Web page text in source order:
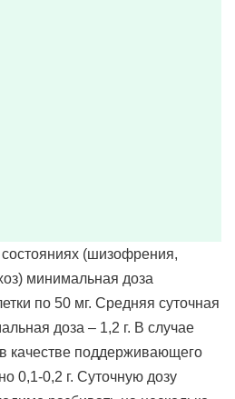
состояниях (шизофрения,
минимальная доза
по 50 мг. Средняя суточная
доза – 1,2 г. В случае
качестве поддерживающего
0,1-0,2 г. Суточную дозу